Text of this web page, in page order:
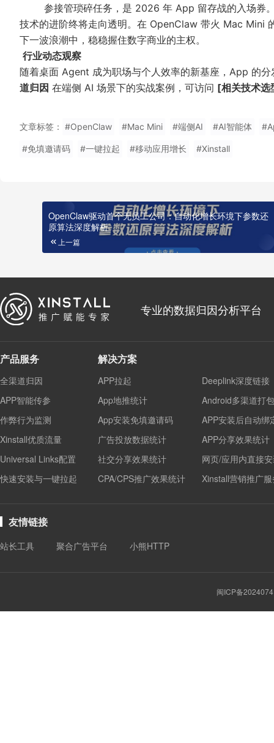
参接管琐碎任务，是 2026 年 App 留存战的入场券
技术的进阶终将走向透明。在 OpenClaw 带火 Mac Mini
下一波浪潮中，稳稳握住数字商业的主权。
行业动态观察
随着桌面 Agent 成为职场与个人效率的新基座，App 的
道归因 在端侧 AI 场景下的实战案例，可访问 [相关技术选
文章标签： #OpenClaw #Mac Mini #端侧AI #AI智能体
#免填邀请码 #一键拉起 #移动应用增长 #Xinstall
OpenClaw驱动首个无员工公司：自动化增长环境下参数还
原算法深度解析
上一篇
专业的数据归因分析平台
产品服务
全渠道归因
APP智能传参
作弊行为监测
Xinstall优质流量
Universal Links配置
快速安装与一键拉起
解决方案
APP拉起
Deeplink深度链接
App地推统计
Android多渠道打包
App安装免填邀请码
APP安装后自动绑
广告投放数据统计
APP分享效果统计
社交分享效果统计
网页/应用内直接
CPA/CPS推广效果统计
Xinstall营销推广
友情链接
站长工具 聚合广告平台 小熊HTTP
闽ICP备